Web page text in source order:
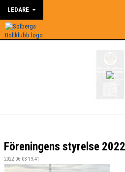
LEDARE
DOKUMENT
Föreningens styrelse
2022-06-08 19:41